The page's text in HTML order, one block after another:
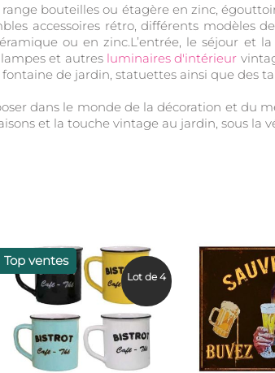
bouteilles ou étagère en zinc,
accessoires rétro, différents modèles
ou en zinc.L’entrée, le séjour et
et autres luminaires d'intérieur
de jardin, statuettes ainsi que des
dans le monde de la décoration et du
et la touche vintage au jardin, sous la
Top ventes
Lot de 4